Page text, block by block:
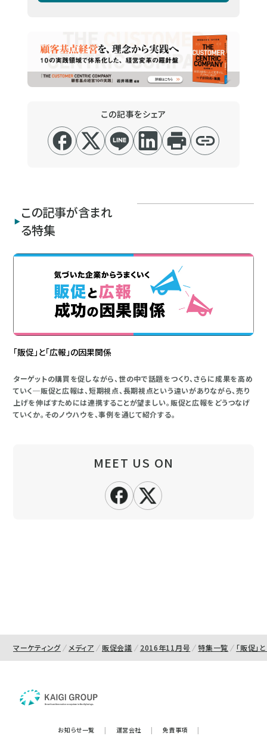
この記事をシェア
この記事が含まれ
る特集
「販促」と「広報」の因果関係
ターゲットの購買を促しながら、世の中で話題をつくり、さらに成果を高め
ていく─販促と広報は、短期視点、長期視点という違いがありながら、売り
上げを伸ばすためには連携することが望ましい。販促と広報をどうつなげ
ていくか。そのノウハウを、事例を通じて紹介する。
MEET US ON
マーケティング メディア 販促会議 2016年11月号 特集一覧 「販促」
お知らせ一覧 | 運営会社 | 免責事項
|